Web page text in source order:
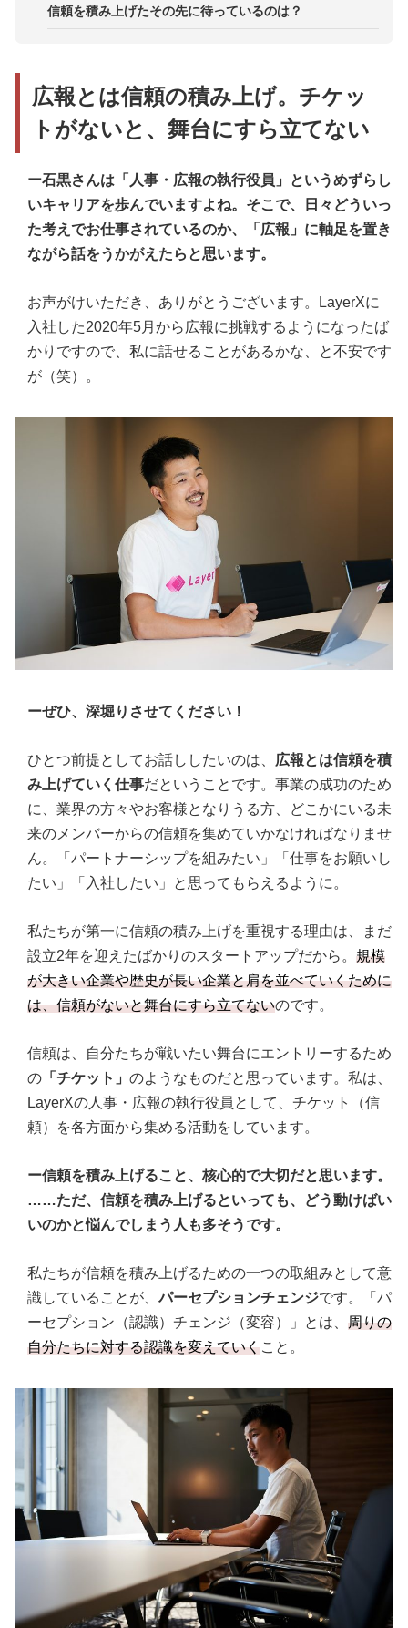
信頼を積み上げたその先に待っているのは？
広報とは信頼の積み上げ。チケッ
トがないと、舞台にすら立てない
ー石黒さんは「人事・広報の執行役員」というめずらし
いキャリアを歩んでいますよね。そこで、日々どういっ
た考えでお仕事されているのか、「広報」に軸足を置き
ながら話をうかがえたらと思います。
お声がけいただき、ありがとうございます。LayerXに
入社した2020年5月から広報に挑戦するようになったば
かりですので、私に話せることがあるかな、と不安です
が（笑）。
ーぜひ、深堀りさせてください！
ひとつ前提としてお話ししたいのは、 広報とは信頼を積
み上げていく仕事だということです。事業の成功のため
に、業界の方々やお客様となりうる方、どこかにいる未
来のメンバーからの信頼を集めていかなければなりませ
ん。「パートナーシップを組みたい」「仕事をお願いし
たい」「入社したい」と思ってもらえるように。
私たちが第一に信頼の積み上げを重視する理由は、まだ
設立2年を迎えたばかりのスタートアップだから。 規模
が大きい企業や歴史が長い企業と肩を並べていくために
は、信頼がないと舞台にすら立てないのです。
信頼は、自分たちが戦いたい舞台にエントリーするため
の 「チケット」 のようなものだと思っています。私は、
LayerXの人事・広報の執行役員として、チケット（信
頼）を各方面から集める活動をしています。
ー信頼を積み上げること、核心的で大切だと思います。
……ただ、信頼を積み上げるといっても、どう動けばい
いのかと悩んでしまう人も多そうです。
私たちが信頼を積み上げるための一つの取組みとして意
識していることが、パーセプションチェンジです。「パ
ーセプション（認識）チェンジ（変容）」とは、 周りの
自分たちに対する認識を変えていくこと。